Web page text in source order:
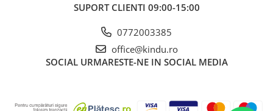
SUPORT CLIENTI 09:00-15:00
0772003385
office@kindu.ro
SOCIAL URMARESTE-NE IN SOCIAL MEDIA